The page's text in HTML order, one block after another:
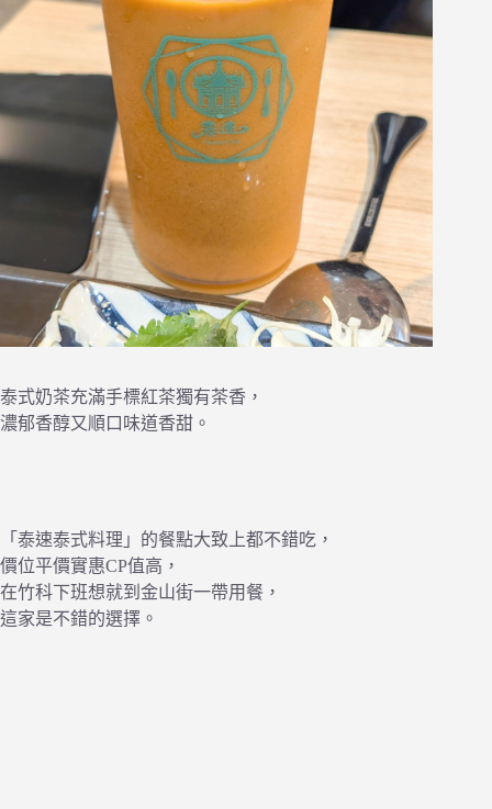
泰式奶茶充滿手標紅茶獨有茶香，
濃郁香醇又順口味道香甜。
「泰速泰式料理」的餐點大致上都不錯吃，
價位平價實惠CP值高，
在竹科下班想就到金山街一帶用餐，
這家是不錯的選擇。